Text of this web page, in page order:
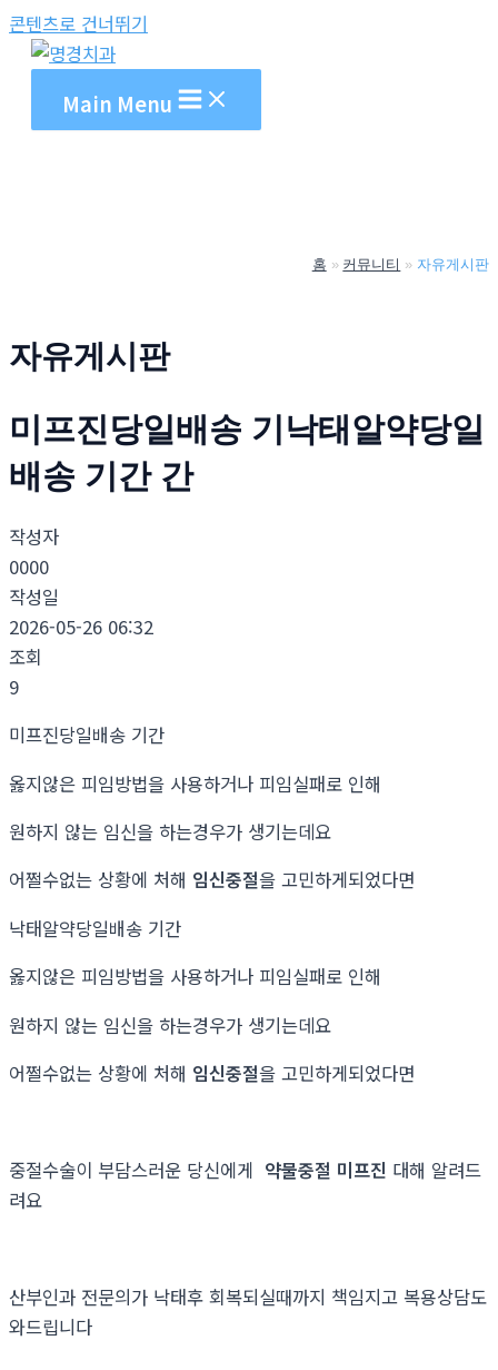
콘텐츠로 건너뛰기
Main Menu
홈 커뮤니티 자유게시판
자유게시판
미프진당일배송 기낙태알약당일
배송 기간 간
작성자
0000
작성일
2026-05-26 06:32
조회
9
미프진당일배송 기간
옳지않은 피임방법을 사용하거나 피임실패로 인해
원하지 않는 임신을 하는경우가 생기는데요
어쩔수없는 상황에 처해 임신중절을 고민하게되었다면
낙태알약당일배송 기간
옳지않은 피임방법을 사용하거나 피임실패로 인해
원하지 않는 임신을 하는경우가 생기는데요
어쩔수없는 상황에 처해 임신중절을 고민하게되었다면
중절수술이 부담스러운 당신에게 약물중절 미프진 대해 알려드
려요
산부인과 전문의가 낙태후 회복되실때까지 책임지고 복용상담도
와드립니다